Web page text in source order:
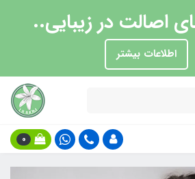
اصالت در زیبایی..
اطلاعات بیشتر
0